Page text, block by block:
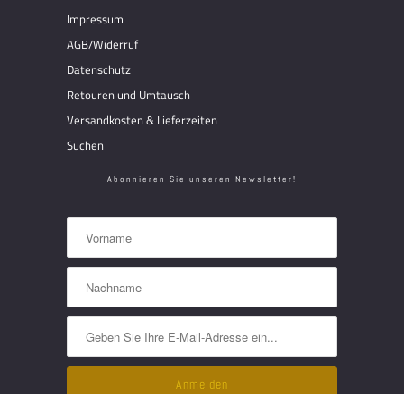
Impressum
AGB/Widerruf
Datenschutz
Retouren und Umtausch
Versandkosten & Lieferzeiten
Suchen
Abonnieren Sie unseren Newsletter!